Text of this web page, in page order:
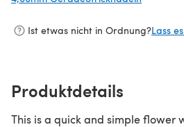
Ist etwas nicht in Ordnung?Lass
Produktdetails
This is a quick and simple flower